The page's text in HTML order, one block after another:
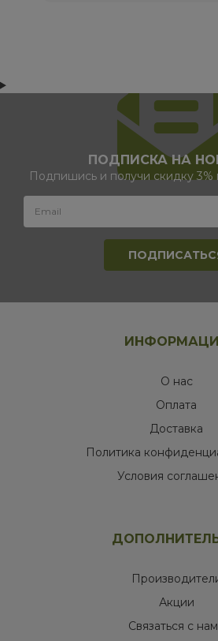
ПОДПИСКА НА
Подпишись и получи скидку 3%
О нас
Оплата
Доставка
Политика
Условия
Акции
Связаться с